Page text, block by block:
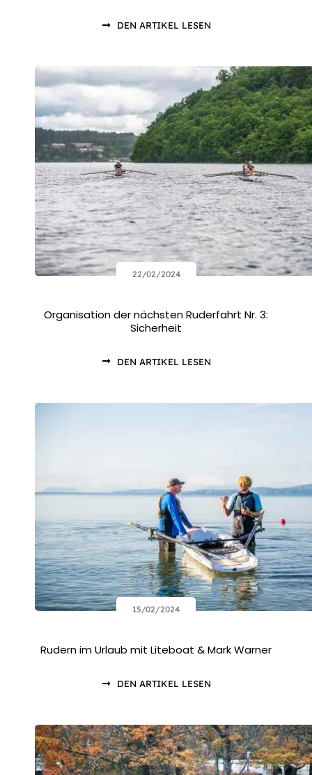
DEN ARTIKEL LESEN
22/02/2024
Organisation der nächsten Ruderfahrt Nr. 3:
Sicherheit
DEN ARTIKEL LESEN
15/02/2024
Rudern im Urlaub mit Liteboat & Mark Warner
DEN ARTIKEL LESEN